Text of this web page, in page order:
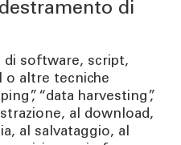
di
di software, script,
o altre tecniche
“data harvesting”,
al download,
al salvataggio, al